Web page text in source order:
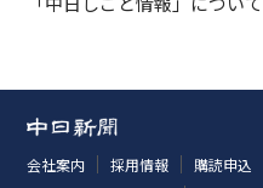
会社案内 採用情報 購読申込